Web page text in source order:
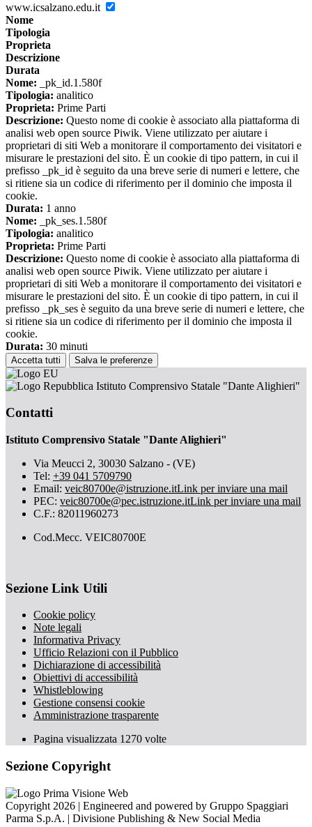
www.icsalzano.edu.it
Nome
Tipologia
Proprieta
Descrizione
Durata
Nome: _pk_id.1.580f
Tipologia: analitico
Proprieta: Prime Parti
Descrizione: Questo nome di cookie è associato alla piattaforma di
analisi web open source Piwik. Viene utilizzato per aiutare i
proprietari di siti Web a monitorare il comportamento dei visitatori e
misurare le prestazioni del sito. È un cookie di tipo pattern, in cui il
prefisso _pk_id è seguito da una breve serie di numeri e lettere, che
si ritiene sia un codice di riferimento per il dominio che imposta il
cookie.
Durata: 1 anno
Nome: _pk_ses.1.580f
Tipologia: analitico
Proprieta: Prime Parti
Descrizione: Questo nome di cookie è associato alla piattaforma di
analisi web open source Piwik. Viene utilizzato per aiutare i
proprietari di siti Web a monitorare il comportamento dei visitatori e
misurare le prestazioni del sito. È un cookie di tipo pattern, in cui il
prefisso _pk_ses è seguito da una breve serie di numeri e lettere, che
si ritiene sia un codice di riferimento per il dominio che imposta il
cookie.
Durata: 30 minuti
Accetta tutti Salva le preferenze
Istituto Comprensivo Statale "Dante Alighieri"
Contatti
Istituto Comprensivo Statale "Dante Alighieri"
Via Meucci 2, 30030 Salzano - (VE)
Tel: +39 041 5709790
Email: veic80700e@istruzione.itLink per inviare una mail
PEC: veic80700e@pec.istruzione.itLink per inviare una mail
C.F.: 82011960273
Cod.Mecc. VEIC80700E
Sezione Link Utili
Cookie policy
Note legali
Informativa Privacy
Ufficio Relazioni con il Pubblico
Dichiarazione di accessibilità
Obiettivi di accessibilità
Whistleblowing
Gestione consensi cookie
Amministrazione trasparente
Pagina visualizzata 1270 volte
Sezione Copyright
Copyright 2026 | Engineered and powered by Gruppo Spaggiari
Parma S.p.A. | Divisione Publishing & New Social Media